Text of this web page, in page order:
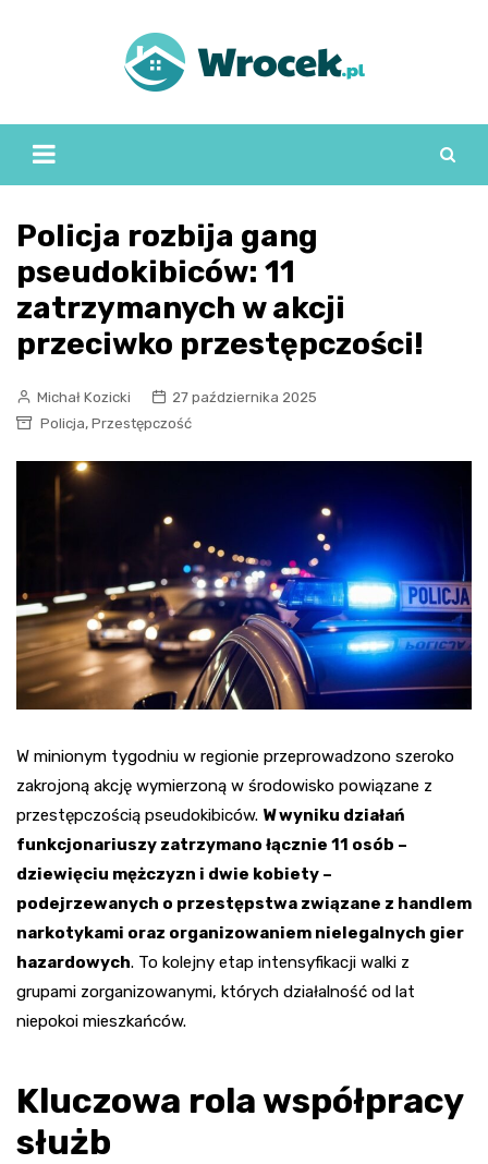
Policja rozbija gang
pseudokibiców: 11
zatrzymanych w akcji
przeciwko przestępczości!
Michał Kozicki
27 października 2025
Policja, Przestępczość
W minionym tygodniu w regionie przeprowadzono szeroko
zakrojoną akcję wymierzoną w środowisko powiązane z
przestępczością pseudokibiców. W wyniku działań
funkcjonariuszy zatrzymano łącznie 11 osób –
dziewięciu mężczyzn i dwie kobiety –
podejrzewanych o przestępstwa związane z handlem
narkotykami oraz organizowaniem nielegalnych gier
hazardowych. To kolejny etap intensyfikacji walki z
grupami zorganizowanymi, których działalność od lat
niepokoi mieszkańców.
Kluczowa rola współpracy
służb